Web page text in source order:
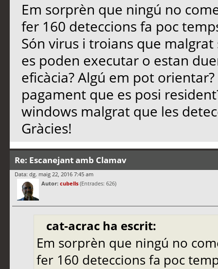
Em sorprèn que ningú no
fer 160 deteccions fa poc
Són virus i troians que
es poden executar o estan
eficàcia? Algú em pot
pagament que es posi
windows malgrat que les
Gràcies!
Re: Escanejant amb Clamav
Data: dg. maig 22, 2016 7:45 am
Autor: cubells (Entrades: 626)
cat-acrac ha escrit:
Em sorprèn que ningú no
fer 160 deteccions fa poc